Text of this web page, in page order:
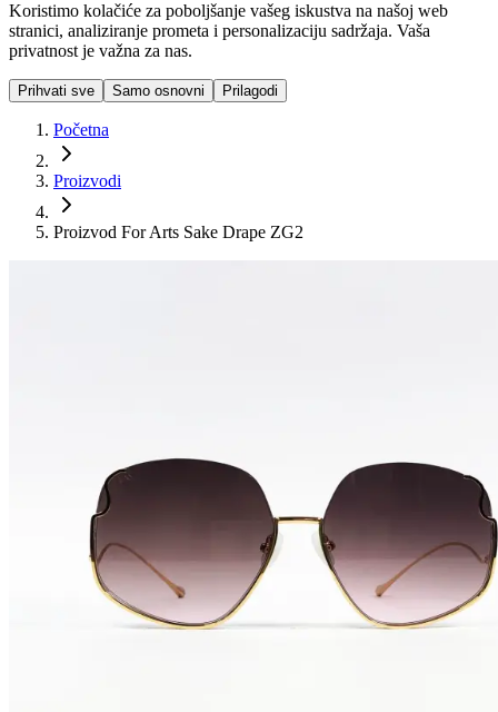
Koristimo kolačiće za poboljšanje vašeg iskustva na našoj web
stranici, analiziranje prometa i personalizaciju sadržaja. Vaša
privatnost je važna za nas.
Prihvati sve Samo osnovni Prilagodi
Početna
Proizvodi
Proizvod For Arts Sake Drape ZG2